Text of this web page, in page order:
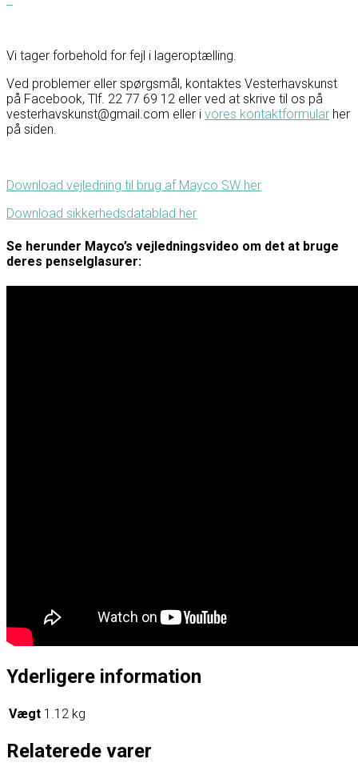
Vi tager forbehold for fejl i lageroptælling.
Ved problemer eller spørgsmål, kontaktes Vesterhavskunst
på Facebook, Tlf. 22 77 69 12 eller ved at skrive til os på
vesterhavskunst@gmail.com eller i vores kontaktformular her
på siden.
Download vejledning til brug af Mayco SW her
Download sikkerhedsdatablad her
Se herunder Mayco’s vejledningsvideo om det at bruge
deres penselglasurer:
Yderligere information
Vægt 1.12 kg
Relaterede varer